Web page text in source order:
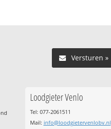
Versturen »
Loodgieter Venlo
Tel: 077-2061511
Mail: info@loodgietervenlobv.nl